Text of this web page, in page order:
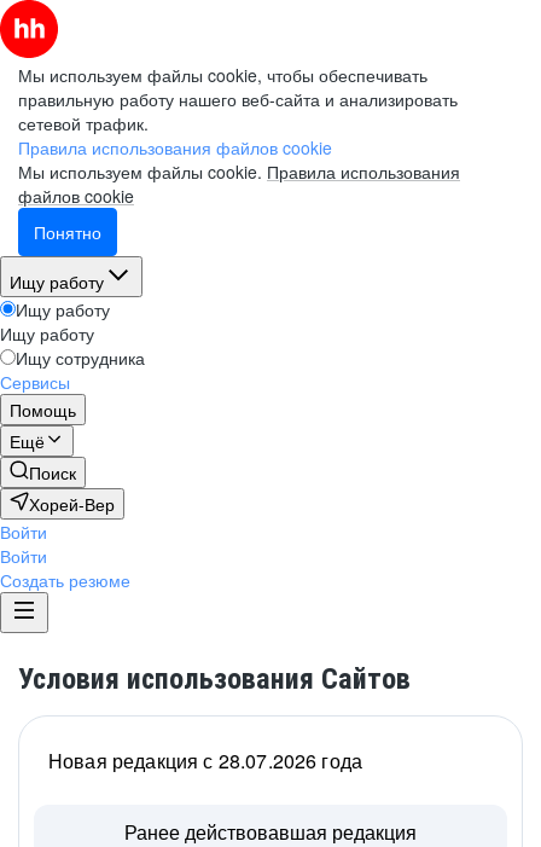
Мы используем файлы cookie, чтобы обеспечивать
правильную работу нашего веб-сайта и анализировать
сетевой трафик.
Правила использования файлов cookie
Мы используем файлы cookie. Правила использования
файлов cookie
Понятно
Ищу работу
Ищу работу
Ищу работу
Ищу сотрудника
Сервисы
Помощь
Ещё
Поиск
Хорей-Вер
Войти
Войти
Создать резюме
Условия использования Сайтов
Новая редакция с 28.07.2026 года
Ранее действовавшая редакция